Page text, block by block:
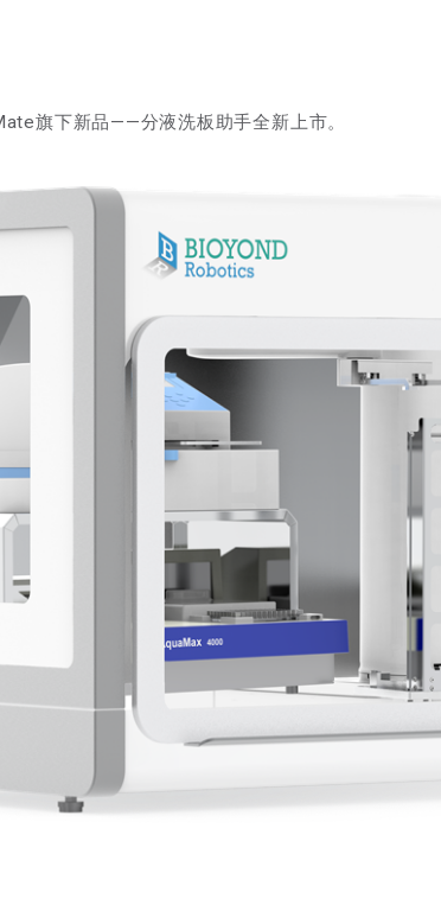
旗下新品——分液洗板助手全新上市。